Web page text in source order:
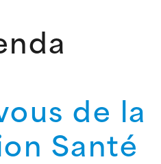
de la
Santé